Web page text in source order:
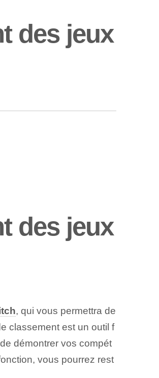
des jeux
des jeux
, qui vous permettra de
classement est un outil f
démontrer vos compét
vous pourrez rest